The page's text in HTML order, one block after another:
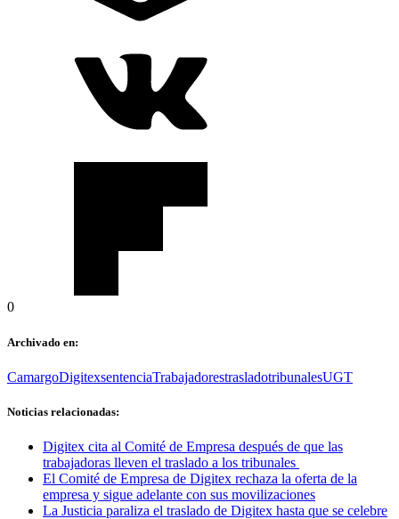
0
Archivado en:
CamargoDigitexsentenciaTrabajadorestrasladotribunalesUGT
Noticias relacionadas:
Digitex cita al Comité de Empresa después de que las
trabajadoras lleven el traslado a los tribunales
El Comité de Empresa de Digitex rechaza la oferta de la
empresa y sigue adelante con sus movilizaciones
La Justicia paraliza el traslado de Digitex hasta que se celebre